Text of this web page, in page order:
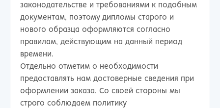
законодательстве и требованиями к подобным
документам, поэтому дипломы старого и
нового образца оформляются согласно
правилам, действующим на данный период
времени.
Отдельно отметим о необходимости
предоставлять нам достоверные сведения при
оформлении заказа. Со своей стороны мы
строго соблюдаем политику